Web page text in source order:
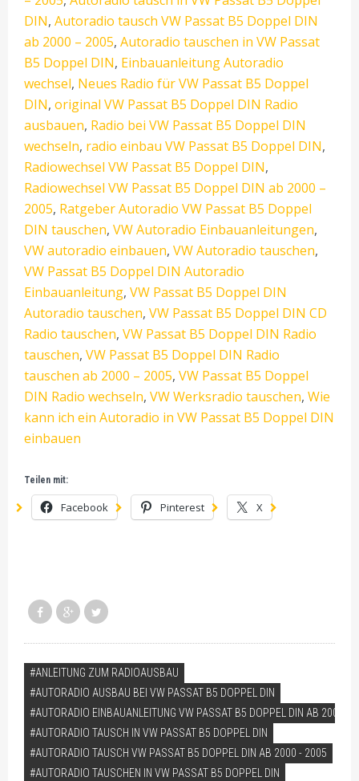
DIN, Autoradio tausch VW Passat B5 Doppel DIN
ab 2000 – 2005, Autoradio tauschen in VW Passat
B5 Doppel DIN, Einbauanleitung Autoradio
wechsel, Neues Radio für VW Passat B5 Doppel
DIN, original VW Passat B5 Doppel DIN Radio
ausbauen, Radio bei VW Passat B5 Doppel DIN
wechseln, radio einbau VW Passat B5 Doppel DIN,
Radiowechsel VW Passat B5 Doppel DIN,
Radiowechsel VW Passat B5 Doppel DIN ab 2000 –
2005, Ratgeber Autoradio VW Passat B5 Doppel
DIN tauschen, VW Autoradio Einbauanleitungen,
VW autoradio einbauen, VW Autoradio tauschen,
VW Passat B5 Doppel DIN Autoradio
Einbauanleitung, VW Passat B5 Doppel DIN
Autoradio tauschen, VW Passat B5 Doppel DIN CD
Radio tauschen, VW Passat B5 Doppel DIN Radio
tauschen, VW Passat B5 Doppel DIN Radio
tauschen ab 2000 – 2005, VW Passat B5 Doppel
DIN Radio wechseln, VW Werksradio tauschen, Wie
kann ich ein Autoradio in VW Passat B5 Doppel DIN
einbauen
Teilen mit:
Facebook Pinterest X
VERSCHLAGWORTET
ANLEITUNG ZUM RADIOAUSBAU
AUTORADIO AUSBAU BEI VW PASSAT B5 DOPPEL DIN
AUTORADIO EINBAUANLEITUNG VW PASSAT B5 DOPPEL DIN AB 2000 -
AUTORADIO TAUSCH IN VW PASSAT B5 DOPPEL DIN
AUTORADIO TAUSCH VW PASSAT B5 DOPPEL DIN AB 2000 - 2005
AUTORADIO TAUSCHEN IN VW PASSAT B5 DOPPEL DIN